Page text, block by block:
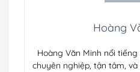
Hoàng
Hoàng Văn Minh nổi
chuyên nghiệp, tận tâm,